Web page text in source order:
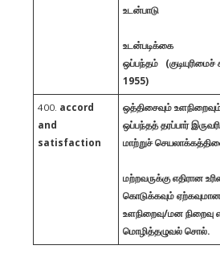
உடன்பாடு
உடன்படிக்கை
ஒப்பந்தம்
1955)
400. accord
and
satisfaction
ஒத்திசைவும்
ஒப்பந்தத் தரப்பார்
மாற்றுச்
மற்றவருக்கு எதிரான
கொடுக்கவும்
உளநிறைவு/மன நிறைவு
மொழித்தழுவல் சொல்.